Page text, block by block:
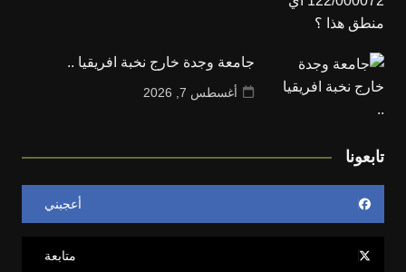
جامعة وجدة خارج نخبة افريقيا ..
أغسطس 7, 2026
تابعونا
أعجبني
متابعة